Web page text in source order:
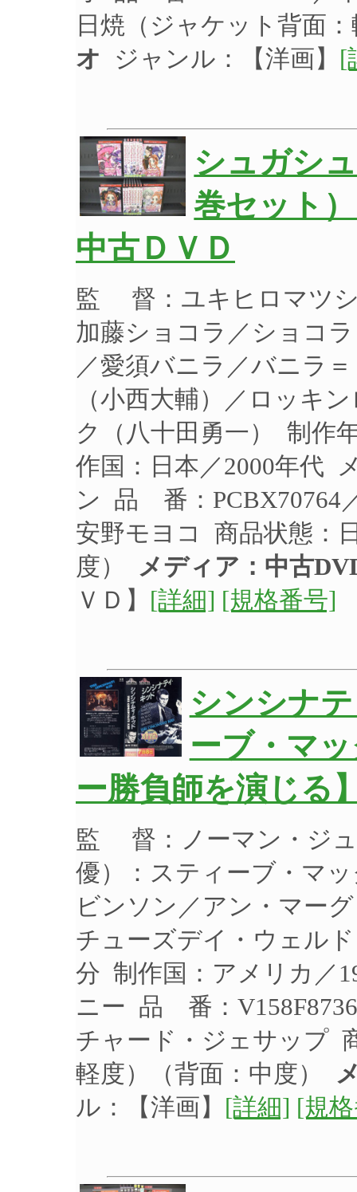
日焼（ジャケット背面
オ ジャンル：【洋画】 [
シュガシ
巻セット
中古ＤＶＤ
監 督：ユキヒロマツ
加藤ショコラ／ショコ
／愛須バニラ／バニラ
（小西大輔）／ロッキ
ク（八十田勇一） 制
作国：日本／2000年代
ン 品 番：PCBX70764
安野モヨコ 商品状態：
度）
メディア：中古
ＶＤ】 [詳細] [規格番号]
シンシナ
ーブ・マ
ー勝負師を演じ
監 督：ノーマン・ジ
優）：スティーブ・マ
ビンソン／アン・マー
チューズデイ・ウェル
分 制作国：アメリカ／
ニー 品 番：
チャード・ジェサップ
軽度）（背面：中度）
ル：【洋画】 [詳細] [規